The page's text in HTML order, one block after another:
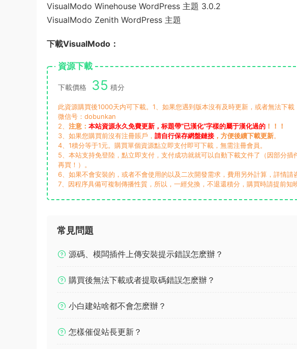
VisualModo Winehouse WordPress 主題 3.0.2
VisualModo Zenith WordPress 主題
下載VisualModo：
資源下載
下載價格 35 積分
此資源購買後1000天内可下載。1、如果您遇到版本沒有及時更新，或者無法下
微信号：dobunkan
2、 注意： 本站資源永久免費更新，标題帶“已漢化”字樣的屬于漢化過的 ！！！
3、如果您購買前沒有注冊賬戶， 請自行保存網盤鏈接 ，方便後續下載更新。
4、1積分等于1元。購買單個資源點立即支付即可下載，無需注冊會員。
5、本站支持免登陸，點立即支付，支付成功就就可以自動下載文件了（因部分
再買！）。
6、如果不會安裝的，或者不會使用的以及二次開發需求，費用另外計算，詳情請
7、因程序具備可複制傳播性質，所以，一經兌換，不退還積分，購買時請提前知
常見問題
源碼、模闆插件上傳安裝提示錯誤怎麽辦？
購買後無法下載或者提取碼錯誤怎麽辦？
小白建站啥都不會怎麽辦？
怎樣催促站長更新？